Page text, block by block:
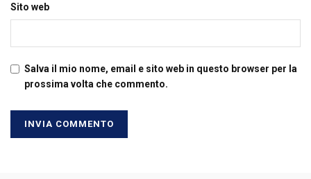
Sito web
Salva il mio nome, email e sito web in questo browser per la
prossima volta che commento.